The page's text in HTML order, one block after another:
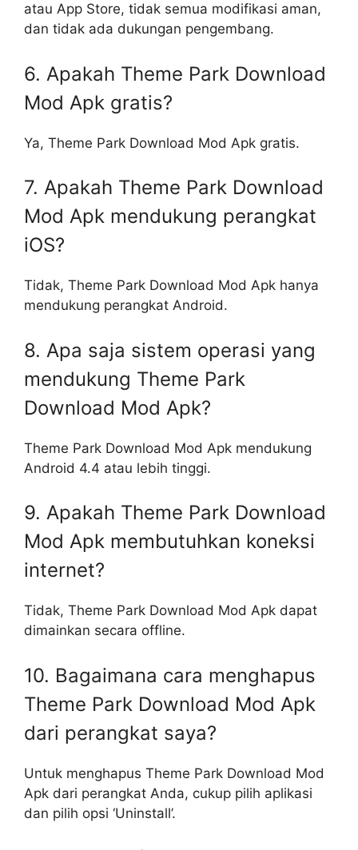
atau App Store, tidak semua modifikasi aman,
dan tidak ada dukungan pengembang.
6. Apakah Theme Park Download
Mod Apk gratis?
Ya, Theme Park Download Mod Apk gratis.
7. Apakah Theme Park Download
Mod Apk mendukung perangkat
iOS?
Tidak, Theme Park Download Mod Apk hanya
mendukung perangkat Android.
8. Apa saja sistem operasi yang
mendukung Theme Park
Download Mod Apk?
Theme Park Download Mod Apk mendukung
Android 4.4 atau lebih tinggi.
9. Apakah Theme Park Download
Mod Apk membutuhkan koneksi
internet?
Tidak, Theme Park Download Mod Apk dapat
dimainkan secara offline.
10. Bagaimana cara menghapus
Theme Park Download Mod Apk
dari perangkat saya?
Untuk menghapus Theme Park Download Mod
Apk dari perangkat Anda, cukup pilih aplikasi
dan pilih opsi ‘Uninstall’.